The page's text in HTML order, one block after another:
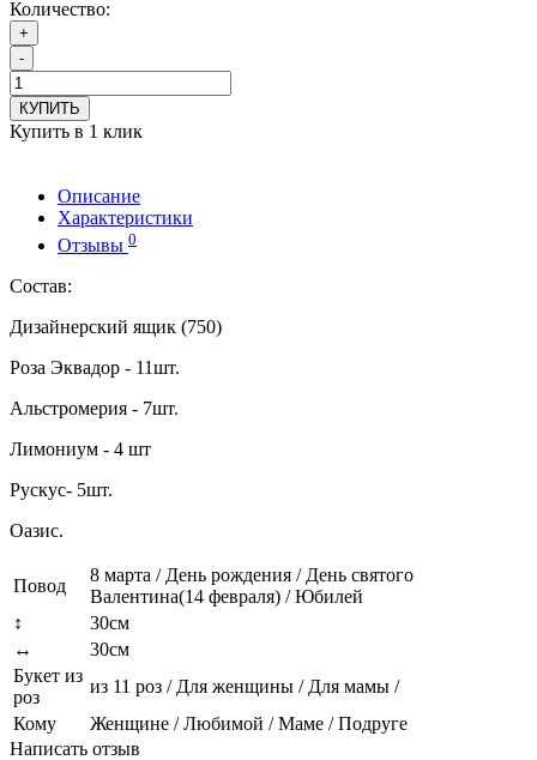
Количество:
+
-
КУПИТЬ
Купить в 1 клик
Описание
Характеристики
Отзывы 0
Состав:
Дизайнерский ящик (750)
Роза Эквадор - 11шт.
Альстромерия - 7шт.
Лимониум - 4 шт
Рускус- 5шт.
Оазис.
Повод
8 марта / День рождения / День святого
Валентина(14 февраля) / Юбилей
↕
30см
↔
30см
Букет из
роз
из 11 роз / Для женщины / Для мамы /
Кому
Женщине / Любимой / Маме / Подруге
Написать отзыв